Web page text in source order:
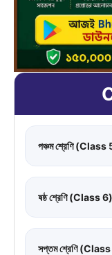
পঞ্চম শ্রেণি (Class
ষষ্ঠ শ্রেণি (Class 6)
সপ্তম শ্রেণি